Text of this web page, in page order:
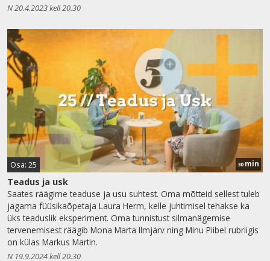
N 20.4.2023 kell 20.30
Osa: 25 30 min
Teadus ja usk
Saates räägime teaduse ja usu suhtest. Oma mõtteid sellest tuleb
jagama füüsikaõpetaja Laura Herm, kelle juhtimisel tehakse ka
üks teaduslik eksperiment. Oma tunnistust silmanägemise
tervenemisest räägib Mona Marta Ilmjärv ning Minu Piibel rubriigis
on külas Markus Martin.
N 19.9.2024 kell 20.30